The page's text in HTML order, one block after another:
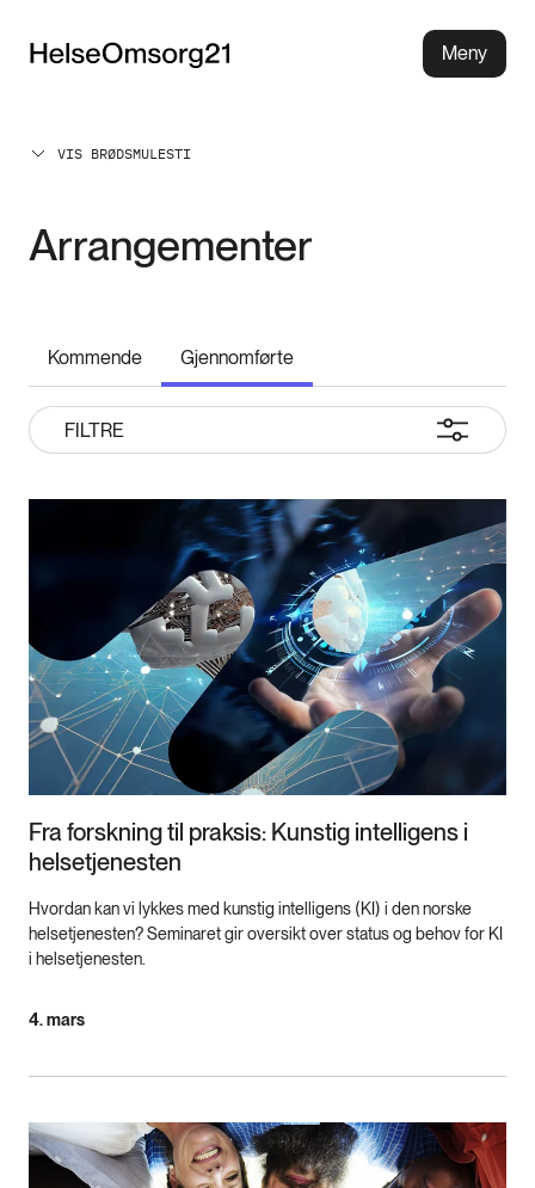
Meny
VIS BRØDSMULESTI
Arrangementer
Kommende Gjennomførte
FILTRE
Fra forskning til praksis: Kunstig intelligens i
helsetjenesten
Hvordan kan vi lykkes med kunstig intelligens (KI) i den norske
helsetjenesten? Seminaret gir oversikt over status og behov for KI
i helsetjenesten.
4. mars